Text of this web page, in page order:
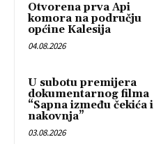
Otvorena prva Api
komora na području
općine Kalesija
04.08.2026
U subotu premijera
dokumentarnog filma
“Sapna između čekića i
nakovnja”
03.08.2026